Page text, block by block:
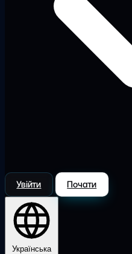
Увійти Почати
Українська